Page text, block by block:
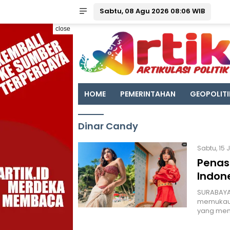
Sabtu, 08 Agu 2026 08:06 WIB
close
HOME PEMERINTAHAN
Dinar Candy
Sabtu, 15
yang